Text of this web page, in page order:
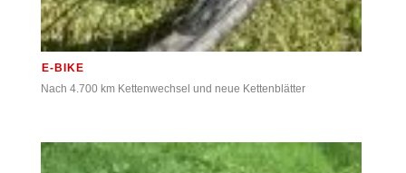
E-BIKE
Nach 4.700 km Kettenwechsel und neue Kettenblätter